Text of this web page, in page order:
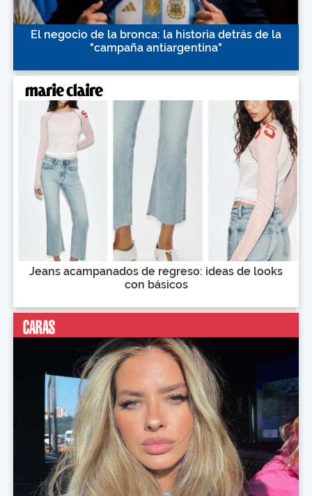
El negocio de la bronca: la historia detrás de la
"campaña antiargentina"
Jeans acampanados de regreso: ideas de looks
con básicos